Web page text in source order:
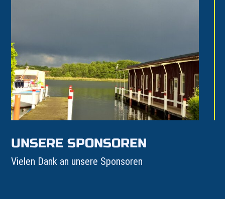
UNSERE SPONSOREN
Vielen Dank an unsere Sponsoren